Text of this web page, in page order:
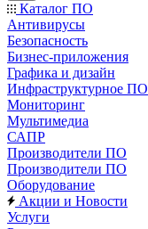
Каталог ПО
Антивирусы
Безопасность
Бизнес-приложения
Графика и дизайн
Инфраструктурное ПО
Мониторинг
Мультимедиа
САПР
Производители ПО
Производители ПО
Оборудование
Акции и Новости
Услуги